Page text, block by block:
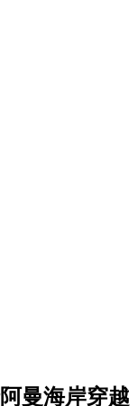
曼海岸穿越